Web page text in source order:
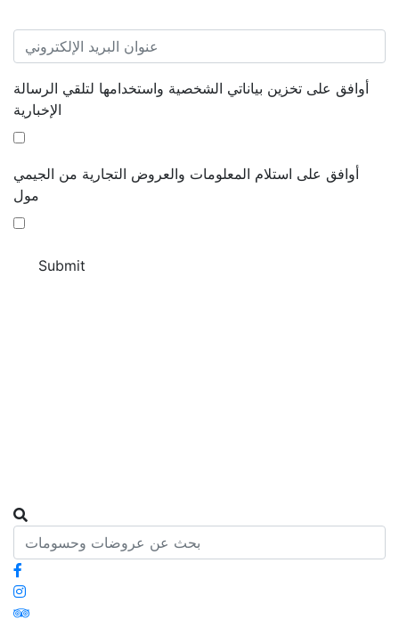
أوافق على تخزين بياناتي الشخصية واستخدامها لتلقي الرسالة
الإخبارية
أوافق على استلام المعلومات والعروض التجارية من الجيمي
مول